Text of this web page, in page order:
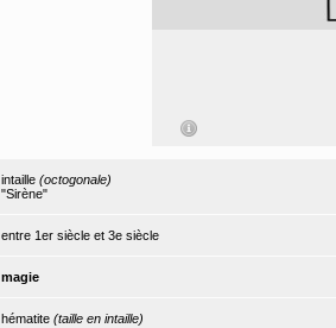
intaille (octogonale)
"Sirène"
entre 1er siècle et 3e siècle
magie
hématite (taille en intaille)